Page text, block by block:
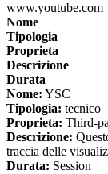
www.youtube.com
Nome
Tipologia
Proprieta
Descrizione
Durata
Nome: YSC
Tipologia: tecnico
Proprieta: Third-
Descrizione:
traccia delle
Durata: Session